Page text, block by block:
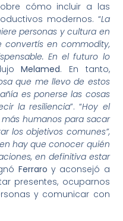
cómo incluir a las
modernos. “La
personas y cultura en
convertís en commodity,
En el futuro lo
Melamed. En tanto,
que me llevo de estos
es ponerse las cosas
la resiliencia”. “Hoy el
humanos para sacar
los objetivos comunes”,
hay que conocer quién
en definitiva estar
Ferraro y aconsejó a
presentes, ocuparnos
y comunicar con